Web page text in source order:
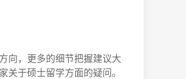
向，更多的细节把握建议大
于硕士留学方面的疑问。